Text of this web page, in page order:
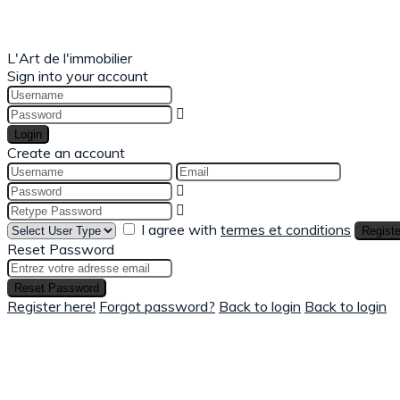
L'Art de l'immobilier
Sign into your account
Login
Create an account
I agree with termes et conditions
Reset Password
Reset Password
Register here! Forgot password? Back to login Back to login